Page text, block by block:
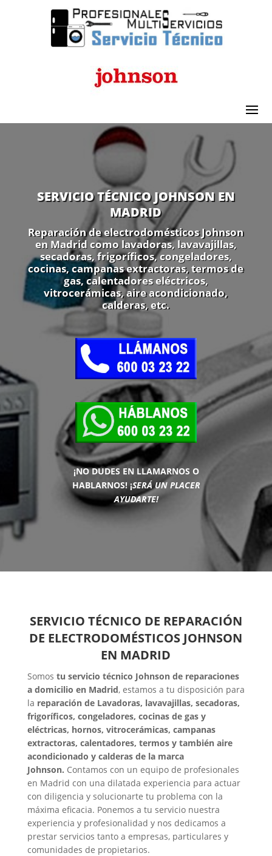
SERVICIO TÉCNICO JOHNSON EN
MADRID
Reparación de electrodomésticos Johnson
en Madrid como lavadoras, lavavajillas,
secadoras, frigoríficos, congeladores,
cocinas, campanas extractoras, termos de
gas, calentadores eléctricos,
vitrocerámicas, aire acondicionado,
calderas, etc.
¡NO DUDES EN LLAMARNOS O
HABLARNOS! ¡SERÁ UN PLACER
AYUDARTE!
SERVICIO TÉCNICO DE REPARACIÓN
DE ELECTRODOMÉSTICOS JOHNSON
EN MADRID
Somos tu servicio técnico Johnson de reparaciones
a domicilio en Madrid, estamos a tu disposición para
la reparación de Lavadoras, lavavajillas, secadoras,
frigoríficos, congeladores, cocinas de gas y
eléctricas, hornos, vitrocerámicas, campanas
extractoras, calentadores, termos y también aire
acondicionado y calderas de la marca
Johnson. Contamos con un equipo de profesionales
en Madrid con una dilatada experiencia para actuar
con diligencia y solucionarte tu problema con la
máxima eficacia. Ponemos a tu servicio nuestra
experiencia y profesionalidad y nos dedicamos a
prestar servicios tanto a empresas, particulares y
comunidades de propietarios.